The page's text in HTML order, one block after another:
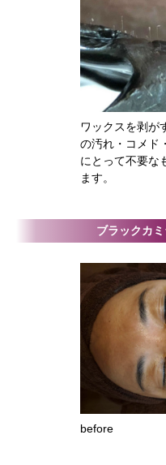
ワックスを剥が
の汚れ・コメド
にとって不要な
ます。
ブラックカ
before